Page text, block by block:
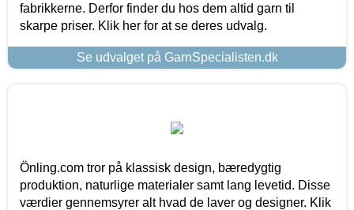
fabrikkerne. Derfor finder du hos dem altid garn til
skarpe priser. Klik her for at se deres udvalg.
Se udvalget på GarnSpecialisten.dk
Önling.com tror på klassisk design, bæredygtig
produktion, naturlige materialer samt lang levetid. Disse
værdier gennemsyrer alt hvad de laver og designer. Klik